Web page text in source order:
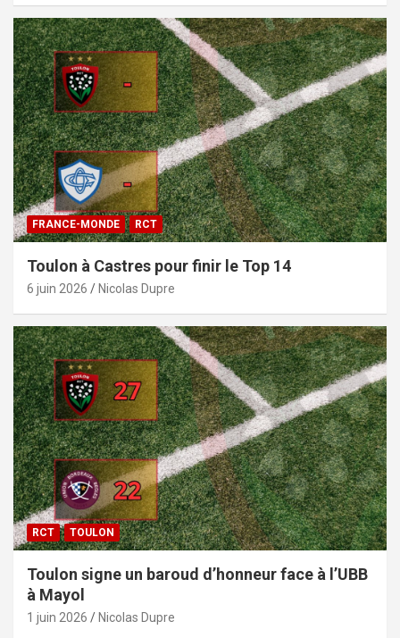
FRANCE-MONDE RCT
Toulon à Castres pour finir le Top 14
6 juin 2026 Nicolas Dupre
RCT TOULON
Toulon signe un baroud d’honneur face à l’UBB
à Mayol
1 juin 2026 Nicolas Dupre